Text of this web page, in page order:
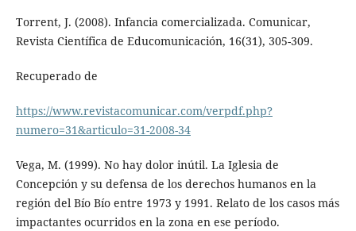
Torrent, J. (2008). Infancia comercializada. Comunicar,
Revista Científica de Educomunicación, 16(31), 305-309.
Recuperado de
https://www.revistacomunicar.com/verpdf.php?
numero=31&articulo=31-2008-34
Vega, M. (1999). No hay dolor inútil. La Iglesia de
Concepción y su defensa de los derechos humanos en la
región del Bío Bío entre 1973 y 1991. Relato de los casos más
impactantes ocurridos en la zona en ese período.